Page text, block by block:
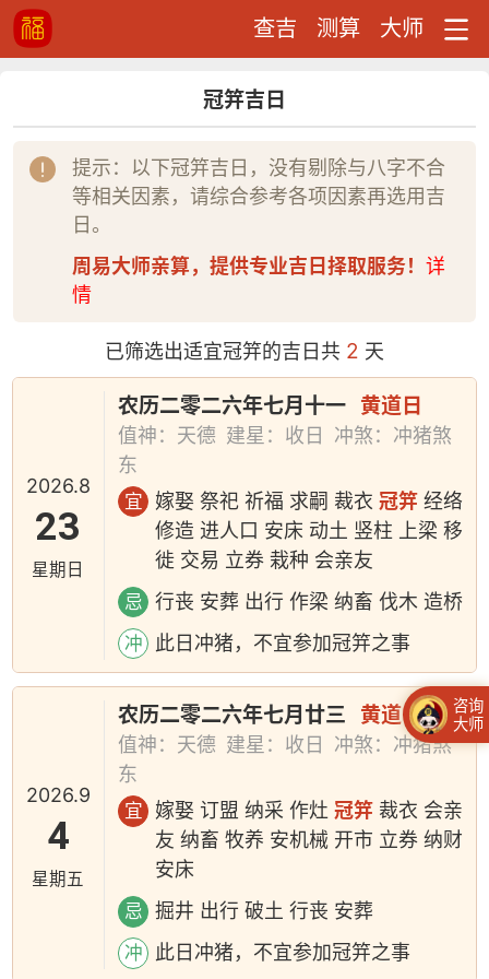
查吉 测算 大师
冠笄吉日
提示：以下冠笄吉日，没有剔除与八字不合
等相关因素，请综合参考各项因素再选用吉
日。
周易大师亲算，提供专业吉日择取服务！ 详
情
已筛选出适宜冠笄的吉日共 2 天
2026.8
23
星期日
农历二零二六年七月十一 黄道日
值神：天德 建星：收日
冲煞：冲猪煞
东
宜 嫁娶 祭祀 祈福 求嗣 裁衣冠笄 经络
修造 进人口 安床 动土 竖柱 上梁 移
徙 交易 立券 栽种 会亲友
忌 行丧 安葬 出行 作梁 纳畜 伐木 造桥
冲 此日冲猪，不宜参加冠笄之事
2026.9
4
星期五
农历二零二六年七月廿三 黄道日
值神：天德 建星：收日
冲煞：冲猪煞
东
宜 嫁娶 订盟 纳采 作灶冠笄 裁衣 会亲
友 纳畜 牧养 安机械 开市 立券 纳财
安床
忌 掘井 出行 破土 行丧 安葬
冲 此日冲猪，不宜参加冠笄之事
咨询
大师